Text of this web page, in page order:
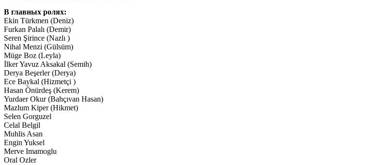
В главных ролях:
Ekin Türkmen (Deniz)
Furkan Palalı (Demir)
Seren Şirince (Nazlı )
Nihal Menzi (Gülsüm)
Müge Boz (Leyla)
İlker Yavuz Aksakal (Semih)
Derya Beşerler (Derya)
Ece Baykal (Hizmetçi )
Hasan Önürdeş (Kerem)
Yurdaer Okur (Bahçıvan Hasan)
Mazlum Kiper (Hikmet)
Selen Gorguzel
Celal Belgil
Muhlis Asan
Engin Yuksel
Merve Imamoglu
Oral Ozler